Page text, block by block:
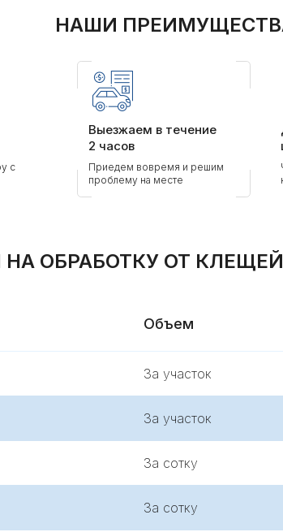
НАШИ
с
Приедем вовремя и решим
проблему на месте
Выезжаем в течение
2 часов
ОБРАБОТКУ ОТ
Объем
За участок
За участок
За сотку
За сотку